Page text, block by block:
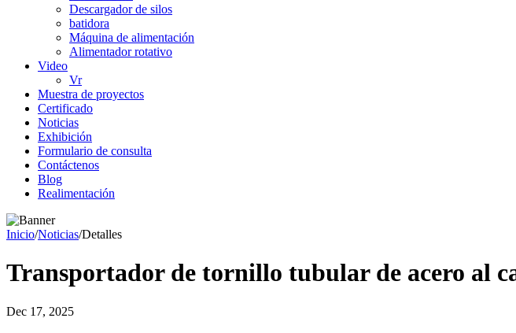
Descargador de silos
batidora
Máquina de alimentación
Alimentador rotativo
Video
Vr
Muestra de proyectos
Certificado
Noticias
Exhibición
Formulario de consulta
Contáctenos
Blog
Realimentación
Inicio/Noticias/Detalles
Transportador de tornillo tubular de acero al
Dec 17, 2025